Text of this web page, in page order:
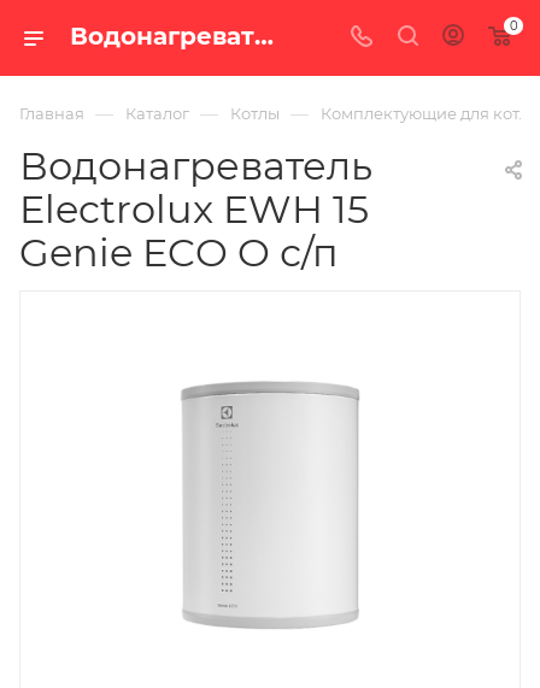
Водонагреватель Electrolux EWH 15 Genie ECO O с/п — цена в Екатеринбурге, купить в интернет-магазине «100 печей.ру» 0
Главная — Каталог — Котлы — Комплектующие для
Водонагреватель
Electrolux EWH 15
Genie ECO O с/п